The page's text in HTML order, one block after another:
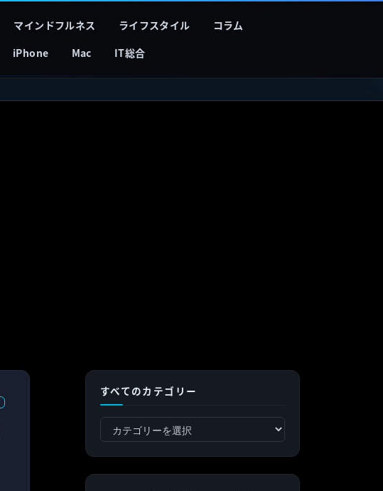
マインドフルネス ライフスタイル
コラム
iPhone Mac IT総合
すべてのカテゴリー
べ